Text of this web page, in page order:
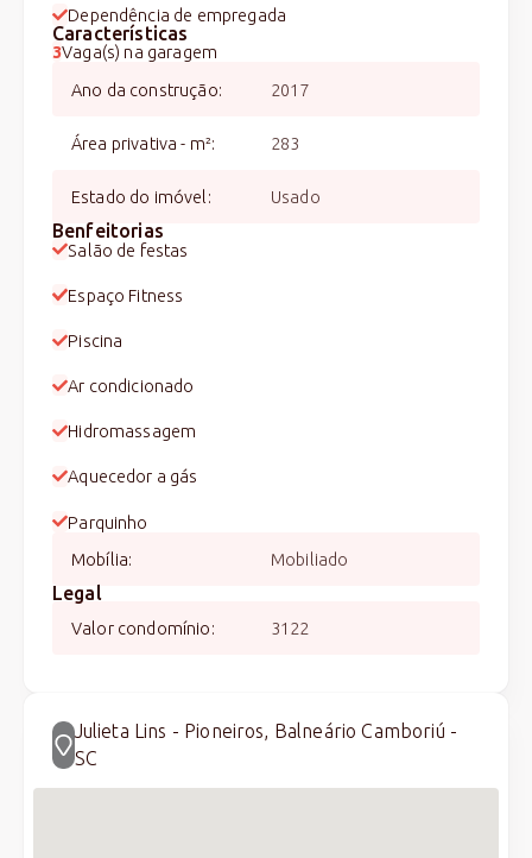
Dependência de empregada
Características
3Vaga(s) na garagem
Ano da construção: 2017
Área privativa - m²: 283
Estado do imóvel: Usado
Benfeitorias
Salão de festas
Espaço Fitness
Piscina
Ar condicionado
Hidromassagem
Aquecedor a gás
Parquinho
Mobília: Mobiliado
Legal
Valor condomínio: 3122
Julieta Lins - Pioneiros, Balneário Camboriú -
SC